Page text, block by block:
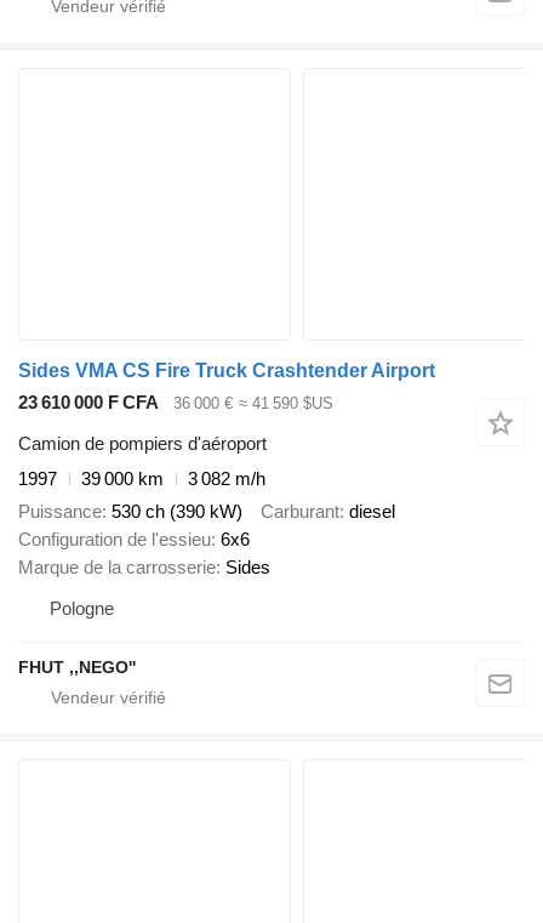
Sides VMA CS Fire Truck Crashtender Airport
23 610 000 F CFA
36 000 € ≈ 41 590 $US
Camion de pompiers d'aéroport
1997
39 000 km
3 082 m/h
Puissance 530 ch (390 kW) Carburant diesel
Configuration de l'essieu 6x6
Marque de la carrosserie Sides
Pologne
FHUT ,,NEGO''